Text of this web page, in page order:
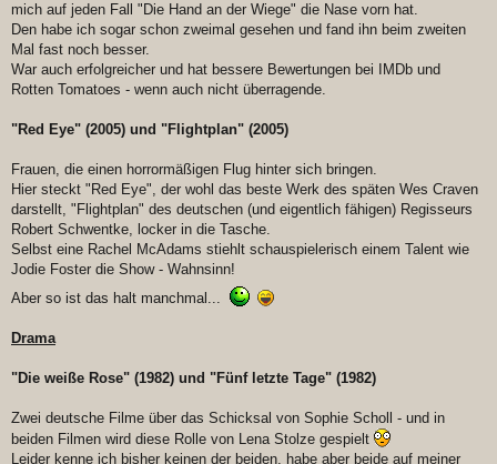
mich auf jeden Fall "Die Hand an der Wiege" die Nase vorn hat.
Den habe ich sogar schon zweimal gesehen und fand ihn beim zweiten
Mal fast noch besser.
War auch erfolgreicher und hat bessere Bewertungen bei IMDb und
Rotten Tomatoes - wenn auch nicht überragende.
"Red Eye" (2005) und "Flightplan" (2005)
Frauen, die einen horrormäßigen Flug hinter sich bringen.
Hier steckt "Red Eye", der wohl das beste Werk des späten Wes Craven
darstellt, "Flightplan" des deutschen (und eigentlich fähigen) Regisseurs
Robert Schwentke, locker in die Tasche.
Selbst eine Rachel McAdams stiehlt schauspielerisch einem Talent wie
Jodie Foster die Show - Wahnsinn!
Aber so ist das halt manchmal...
Drama
"Die weiße Rose" (1982) und "Fünf letzte Tage" (1982)
Zwei deutsche Filme über das Schicksal von Sophie Scholl - und in
beiden Filmen wird diese Rolle von Lena Stolze gespielt
Leider kenne ich bisher keinen der beiden, habe aber beide auf meiner